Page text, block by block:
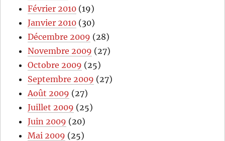
Février 2010 (19)
Janvier 2010 (30)
Décembre 2009 (28)
Novembre 2009 (27)
Octobre 2009 (25)
Septembre 2009 (27)
Août 2009 (27)
Juillet 2009 (25)
Juin 2009 (20)
Mai 2009 (25)